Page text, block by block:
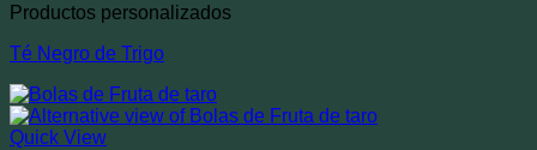
Productos personalizados
Té Negro de Trigo
Quick View